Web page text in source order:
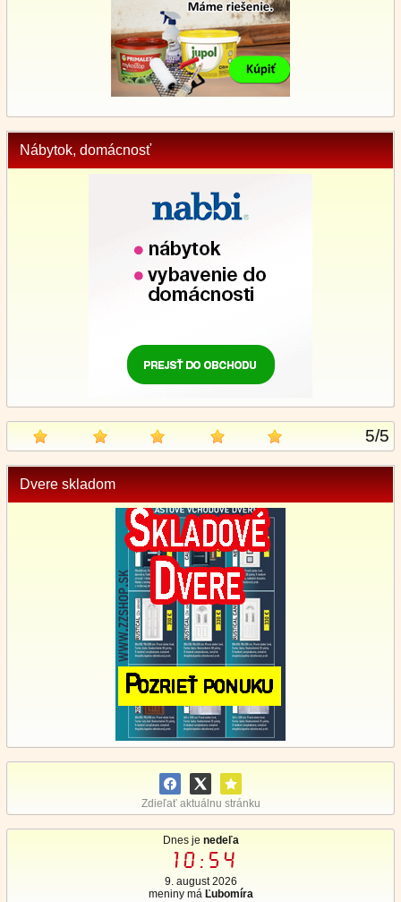
Nábytok, domácnosť
5/5
Dvere skladom
Zdieľať aktuálnu stránku
Dnes je nedeľa
10:54
9. august 2026
meniny má Ľubomíra